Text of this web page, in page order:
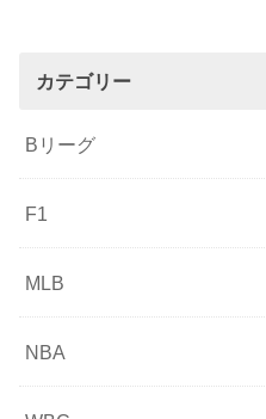
カテゴリー
Bリーグ
F1
MLB
NBA